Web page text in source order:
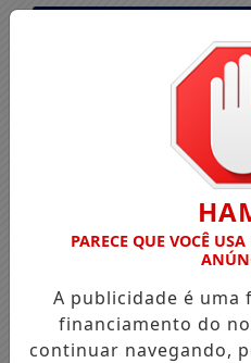
PARECE QUE VOCÊ
A publicidade é
financiamento do
continuar navegando,